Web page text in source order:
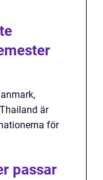
är
för
passar